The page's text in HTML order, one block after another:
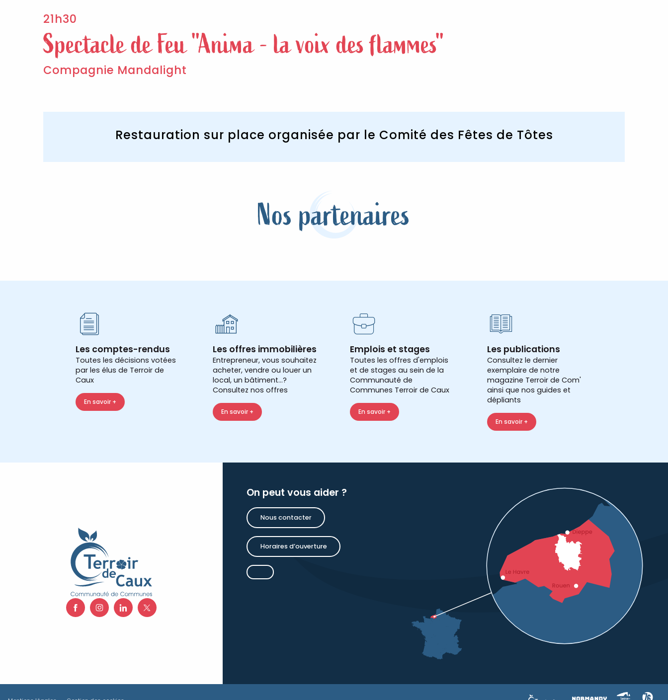
21h30
Spectacle de Feu "Anima - la voix des flammes"
Compagnie Mandalight
Restauration sur place organisée par le Comité des Fêtes de Tôtes
Nos partenaires
Les comptes-rendus
Toutes les décisions votées
par les élus de Terroir de
Caux
En savoir +
Les offres immobilières
Entrepreneur, vous souhaitez
acheter, vendre ou louer un
local, un bâtiment...?
Consultez nos offres
En savoir +
Emplois et stages
Toutes les offres d'emplois
et de stages au sein de la
Communauté de
Communes Terroir de Caux
En savoir +
Les publications
Consultez le dernier
exemplaire de notre
magazine Terroir de Com'
ainsi que nos guides et
dépliants
En savoir +
On peut vous aider ?
Nous contacter
Horaires d’ouverture